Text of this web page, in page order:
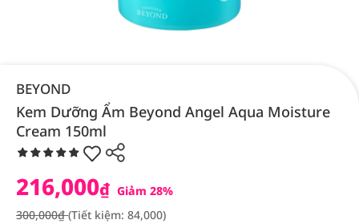
BEYOND
Kem Dưỡng Ẩm Beyond Angel Aqua Moisture
Cream 150ml
216,000₫ Giảm 28%
300,000₫(Tiết kiệm: 84,000)